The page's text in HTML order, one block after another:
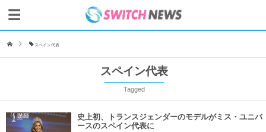
スペイン代表
スペイン代表
Tagged
史上初、トランスジェンダーのモデルがミス・ユニバ
ースのスペイン代表に